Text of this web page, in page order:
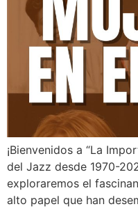
¡Bienvenidos a “La
del Jazz desde 1970-
exploraremos el
alto papel que han